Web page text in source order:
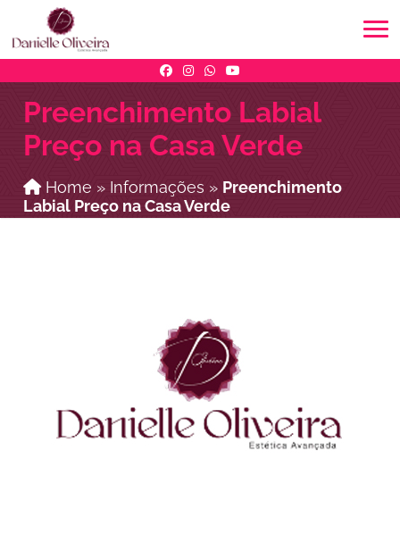
Preenchimento Labial
Preço na Casa Verde
Home » Informações » Preenchimento
Labial Preço na Casa Verde